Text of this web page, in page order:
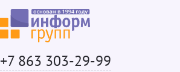
+7 863 303-29-99